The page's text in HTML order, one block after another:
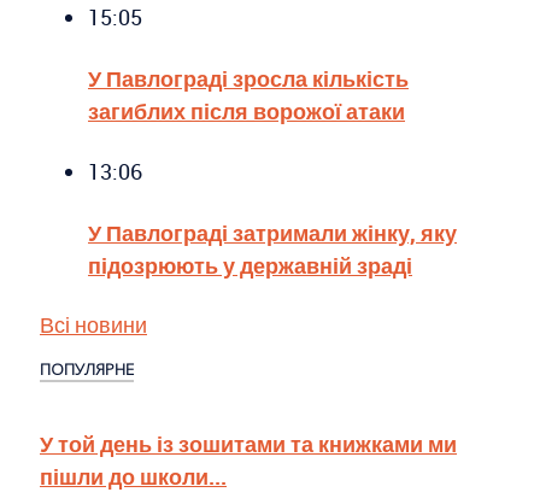
15:05
У Павлограді зросла кількість
загиблих після ворожої атаки
13:06
У Павлограді затримали жінку, яку
підозрюють у державній зраді
Всі новини
ПОПУЛЯРНЕ
У той день із зошитами та книжками ми
пішли до школи...